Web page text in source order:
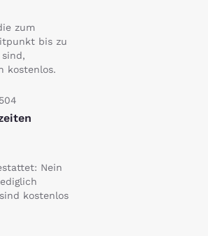
zum
bis zu
kostenlos.
Nein
kostenlos